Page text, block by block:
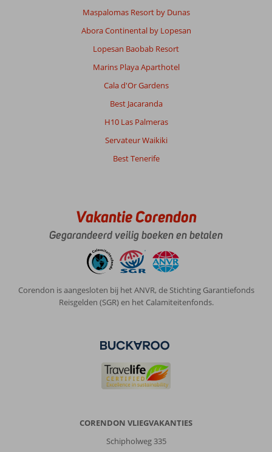
Maspalomas Resort by Dunas
Abora Continental by Lopesan
Lopesan Baobab Resort
Marins Playa Aparthotel
Cala d'Or Gardens
Best Jacaranda
H10 Las Palmeras
Servateur Waikiki
Best Tenerife
Vakantie Corendon
Gegarandeerd veilig boeken en betalen
Corendon is aangesloten bij het ANVR, de Stichting Garantiefonds
Reisgelden (SGR) en het Calamiteitenfonds.
CORENDON VLIEGVAKANTIES
Schipholweg 335